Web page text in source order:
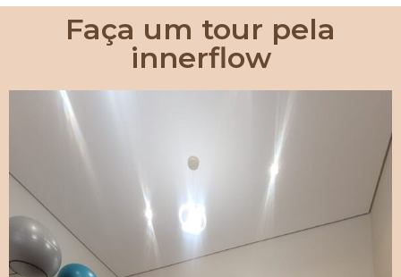
Faça um tour pela
innerflow